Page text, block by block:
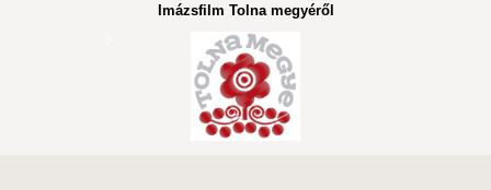
Imázsfilm Tolna megyéről